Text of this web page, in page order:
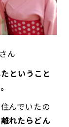
ん
ということ
んでいたの
離れたらどん